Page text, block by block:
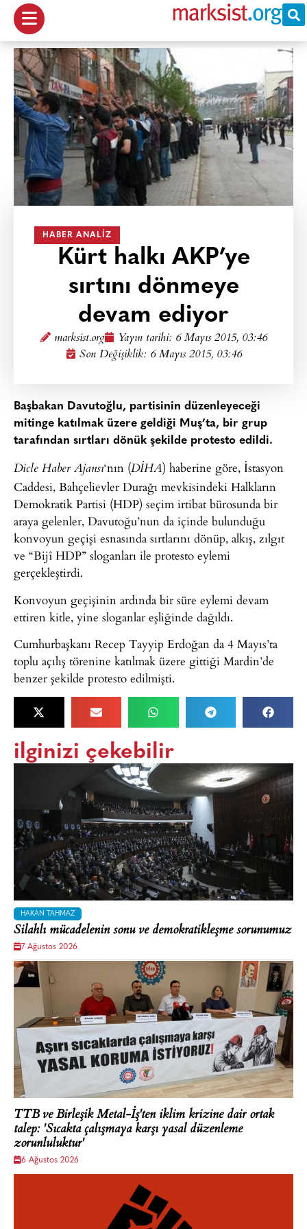
HABER ANALIZ
Kürt halkı AKP’ye
sırtını dönmeye
devam ediyor
marksist.org Yayın tarihi: 6 Mayıs 2015, 03:46
Son Değişiklik: 6 Mayıs 2015, 03:46
Başbakan Davutoğlu, partisinin düzenleyeceği
mitinge katılmak üzere geldiği Muş’ta, bir grup
tarafından sırtları dönük şekilde protesto edildi.
Dicle Haber Ajansı‘nın (DİHA) haberine göre, İstasyon
Caddesi, Bahçelievler Durağı mevkisindeki Halkların
Demokratik Partisi (HDP) seçim irtibat bürosunda bir
araya gelenler, Davutoğu’nun da içinde bulunduğu
konvoyun geçişi esnasında sırtlarını dönüp, alkış, zılgıt
ve “Bijî HDP” sloganları ile protesto eylemi
gerçekleştirdi.
Konvoyun geçişinin ardında bir süre eylemi devam
ettiren kitle, yine sloganlar eşliğinde dağıldı.
Cumhurbaşkanı Recep Tayyip Erdoğan da 4 Mayıs’ta
toplu açılış törenine katılmak üzere gittiği Mardin’de
benzer şekilde protesto edilmişti.
ilginizi çekebilir
HAKAN TAHMAZ
Silahlı mücadelenin sonu ve demokratikleşme sorunumuz
7 Ağustos 2026
TTB ve Birleşik Metal-İş'ten iklim krizine dair ortak
talep: 'Sıcakta çalışmaya karşı yasal düzenleme
zorunluluktur'
6 Ağustos 2026